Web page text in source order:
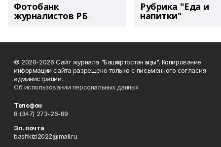
Фотобанк
журналистов РБ
Рубрика "Еда и
напитки"
© 2020-2026 Сайт журнала "Башҡортостан ҡыҙы". Копирование
информации сайта разрешено только с письменного согласия
администрации.
Об использовании персональных данных
Телефон
8 (347) 273-26-89
Эл. почта
bashkizi2022@mail.ru